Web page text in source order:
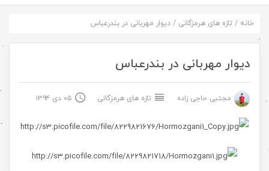
خانه / تازه های هرمزگانی / دیوار مهربانی در بندرعباس
دیوار مهربانی در بندرعباس
مجتبی حاجی زاده تازه های هرمزگانی ۰۵ دی ۱۳۹۴